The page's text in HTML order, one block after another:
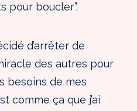
pour boucler”.
d’arrêter de
des autres pour
besoins de mes
comme ça que j’ai